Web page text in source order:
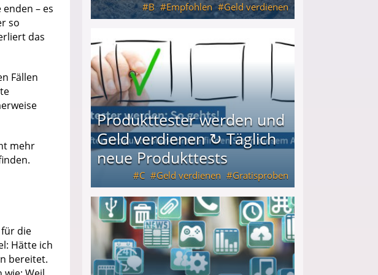
– es
so
das
Fällen
mehr
die
Hätte ich
bereitet.
B Empfohlen Geld verdienen
20 seriöse Möglichkeiten
Produkttester werden und
Geld verdienen ↻ Täglich
neue Produkttests
C Geld verdienen Gratisproben
Geld verdienen ↻ Täglich neue Produkttests